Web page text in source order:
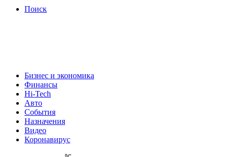
Поиск
Бизнес и экономика
Финансы
Hi-Tech
Авто
События
Назначения
Видео
Коронавирус